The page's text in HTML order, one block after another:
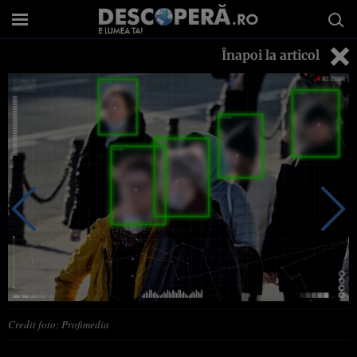
Înapoi la articol
Credit foto: Profimedia